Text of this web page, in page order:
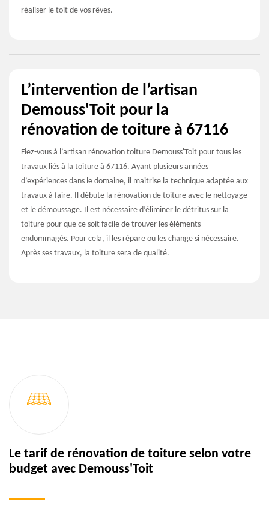
réaliser le toit de vos rêves.
L’intervention de l’artisan
Demouss'Toit pour la
rénovation de toiture à 67116
Fiez-vous à l’artisan rénovation toiture Demouss'Toit pour tous les
travaux liés à la toiture à 67116. Ayant plusieurs années
d’expériences dans le domaine, il maitrise la technique adaptée aux
travaux à faire. Il débute la rénovation de toiture avec le nettoyage
et le démoussage. Il est nécessaire d’éliminer le détritus sur la
toiture pour que ce soit facile de trouver les éléments
endommagés. Pour cela, il les répare ou les change si nécessaire.
Après ses travaux, la toiture sera de qualité.
Le tarif de rénovation de toiture selon votre
budget avec Demouss'Toit